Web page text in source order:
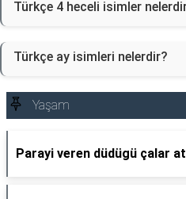
Türkçe 4 heceli isimler
Türkçe ay isimleri nelerdir?
Yaşam
Parayi veren düdügü çalar